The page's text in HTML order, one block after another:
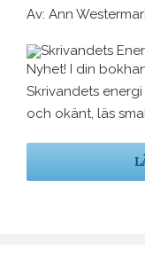
Av: Ann
Nyhet! I din
Skrivandets
och okänt, läs